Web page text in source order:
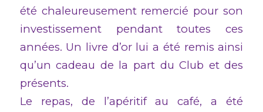
été chaleureusement remercié pour son
investissement pendant toutes ces
années. Un livre d’or lui a été remis ainsi
qu’un cadeau de la part du Club et des
présents.
Le repas, de l’apéritif au café, a été